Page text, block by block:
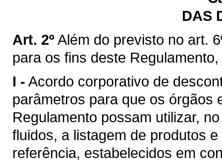
DAS
Art. 2º Além do previsto no art.
para os fins deste
I - Acordo corporativo de
parâmetros para que os órgãos
Regulamento possam utilizar,
fluidos, a listagem de produtos
referência, estabelecidos em